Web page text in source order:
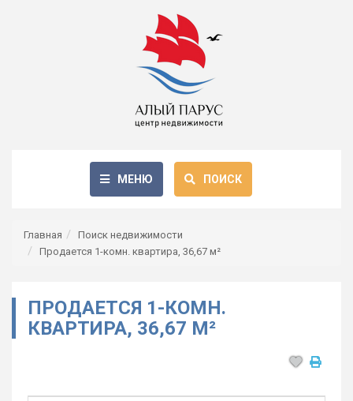
МЕНЮ ПОИСК
Главная
Поиск недвижимости
Продается 1-комн. квартира, 36,67 м²
ПРОДАЕТСЯ 1-КОМН.
КВАРТИРА, 36,67 М²